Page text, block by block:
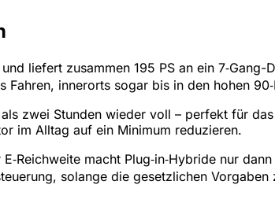
liefert zusammen 195 PS an ein
innerorts sogar bis in den hohen
zwei Stunden wieder voll – perfekt für
im Alltag auf ein Minimum reduzieren.
macht Plug‑in‑Hybride nur
solange die gesetzlichen Vorgaben